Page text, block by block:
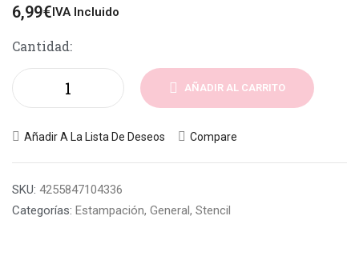
6,99€IVA Incluido
Cantidad:
AÑADIR AL CARRITO
Añadir A La Lista De Deseos Compare
SKU: 4255847104336
Categorías: Estampación, General, Stencil